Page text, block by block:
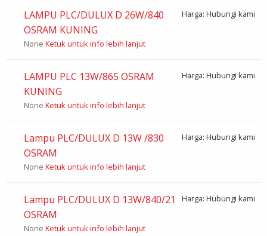
LAMPU PLC/DULUX D 26W/840
OSRAM KUNING
Harga: Hubungi kami
None Ketuk untuk info lebih lanjut
LAMPU PLC 13W/865 OSRAM
KUNING
Harga: Hubungi kami
None Ketuk untuk info lebih lanjut
Lampu PLC/DULUX D 13W /830
OSRAM
Harga: Hubungi kami
None Ketuk untuk info lebih lanjut
Lampu PLC/DULUX D 13W/840/21
OSRAM
Harga: Hubungi kami
None Ketuk untuk info lebih lanjut